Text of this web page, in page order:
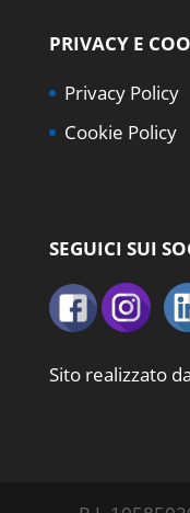
PRIVACY E
Privacy Policy
Cookie Policy
SEGUICI SUI
Sito realizzato da